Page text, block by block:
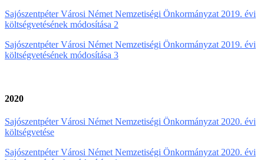
Sajószentpéter Városi Német Nemzetiségi Önkormányzat 2019. évi
költségvetésének módosítása 2
Sajószentpéter Városi Német Nemzetiségi Önkormányzat 2019. évi
költségvetésének módosítása 3
2020
Sajószentpéter Városi Német Nemzetiségi Önkormányzat 2020. évi
költségvetése
Sajószentpéter Városi Német Nemzetiségi Önkormányzat 2020. évi